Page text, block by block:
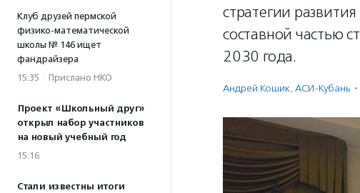
Клуб друзей пермской
физико-математической
школы № 146 ищет
фандрайзера
15:35 · Прислано НКО
Проект «Школьный друг»
открыл набор участников
на новый учебный год
15:16
Стали известны итоги
стратегии
составной частью
2030 года.
Андрей Кошик, АСИ-Кубань ·